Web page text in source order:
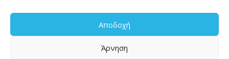
Αποδοχή
Άρνηση
ΧΡΗΣΙΜΑ LINKS